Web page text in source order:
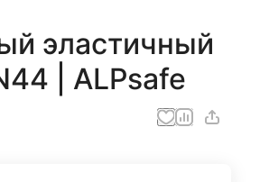
эластичный
| ALPsafe